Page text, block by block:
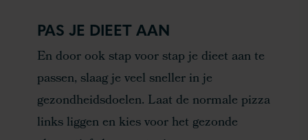
PAS JE DIEET AAN
En door ook stap voor stap je dieet aan te
passen, slaag je veel sneller in je
gezondheidsdoelen. Laat de normale pizza
links liggen en kies voor het gezonde